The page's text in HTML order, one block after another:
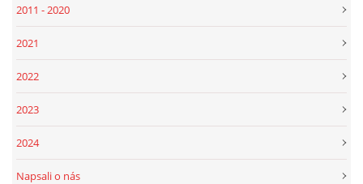
2011 - 2020
2021
2022
2023
2024
Napsali o nás